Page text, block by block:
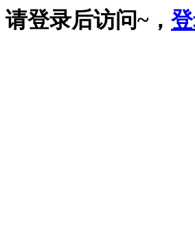
请登录后访问~，